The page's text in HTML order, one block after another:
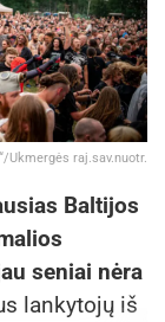
– iki 9 300
Ukmergės raj.sav.nuotr.
Baltijos
seniai nėra
lankytojų iš